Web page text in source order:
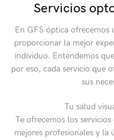
Servicios
En GFS óptica ofrecemos
proporcionar la mejor
individuo. Entendemos
por eso, cada servicio que
sus
Tu salud
Te ofrecemos los
mejores profesionales y